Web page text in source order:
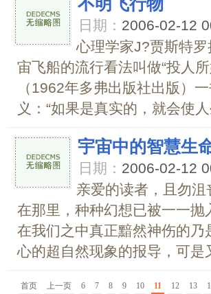
不明飞行物
日期： 2006-02-12
心理学家J?贾斯特
宙飞船的流行看法叫做“投人
（1962年多弗出版社出版）
义：“如果是真实的，就会使
宇宙中的智慧生
日期： 2006-02-12
亲爱的读者，且勿
在那里，种种幻想已被一一
在我们之中真正黯然神伤的
心的超自然现象的报导，可
首页 上一页 6 7 8 9 10 11 12 13